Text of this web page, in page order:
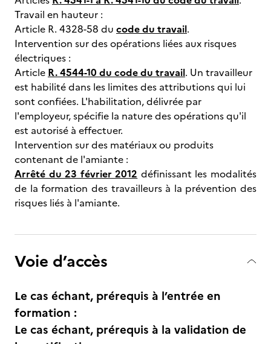
Travail en hauteur :
Article R. 4328-58 du code du travail.
Intervention sur des opérations liées aux risques
électriques :
Article R. 4544-10 du code du travail. Un travailleur
est habilité dans les limites des attributions qui lui
sont confiées. L'habilitation, délivrée par
l'employeur, spécifie la nature des opérations qu'il
est autorisé à effectuer.
Intervention sur des matériaux ou produits
contenant de l'amiante :
Arrêté du 23 février 2012 définissant les modalités
de la formation des travailleurs à la prévention des
risques liés à l'amiante.
Voie d’accès
Le cas échant, prérequis à l’entrée en
formation :
Le cas échant, prérequis à la validation de